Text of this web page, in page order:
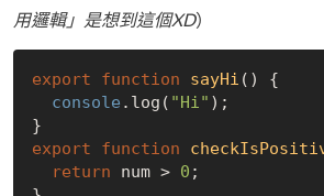
用邏輯」是想到這個XD）
export function sayHi ( ) {
console .log( "Hi" );
export
function
return num > 0 ;